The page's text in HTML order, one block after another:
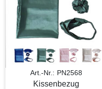
Art.-Nr.: PN2568
Kissenbezug